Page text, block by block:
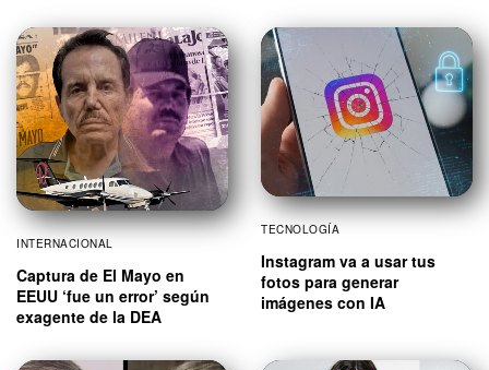
INTERNACIONAL
Captura de El Mayo en
EEUU ‘fue un error’ según
exagente de la DEA
TECNOLOGÍA
Instagram va a usar tus
fotos para generar
imágenes con IA